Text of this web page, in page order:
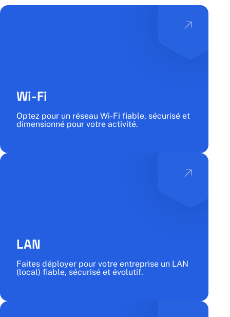
Wi-Fi
Optez pour un réseau Wi-Fi fiable, sécurisé et
dimensionné pour votre activité.
LAN
Faites déployer pour votre entreprise un LAN
(local) fiable, sécurisé et évolutif.